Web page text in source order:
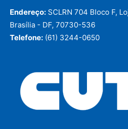
Endereço: SCLRN 704 Bloco F,
Brasília - DF, 70730-536
Telefone: (61) 3244-0650